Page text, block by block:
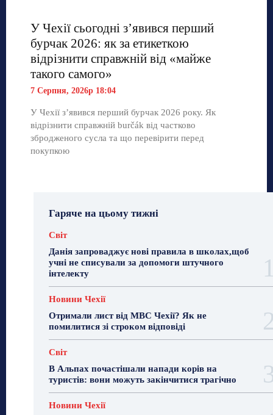
У Чехії сьогодні з’явився перший
бурчак 2026: як за етикеткою
відрізнити справжній від «майже
такого самого»
7 Серпня, 2026р 18:04
У Чехії з’явився перший бурчак 2026 року. Як
відрізнити справжній burčák від частково
збродженого сусла та що перевірити перед
покупкою
Гаряче на цьому тижні
Світ
Данія запроваджує нові правила в школах,щоб
учні не списували за допомоги штучного
інтелекту
Новини Чехії
Отримали лист від МВС Чехії? Як не
помилитися зі строком відповіді
Світ
В Альпах почастішали напади корів на
туристів: вони можуть закінчитися трагічно
Новини Чехії